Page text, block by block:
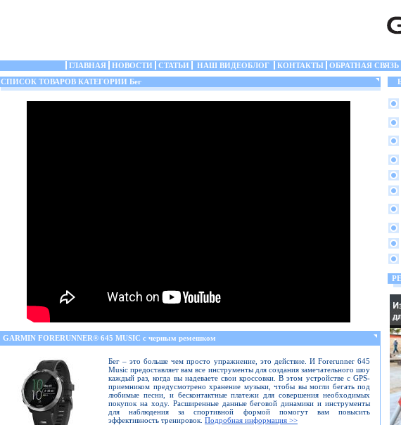
ГЛАВНАЯ НОВОСТИ СТАТЬИ НАШ ВИДЕОБЛОГ КОНТАКТЫ ОБРАТНАЯ СВЯЗЬ
СПИСОК ТОВАРОВ КАТЕГОРИИ Бег
GARMIN FORERUNNER® 645 MUSIC с черным ремешком
Бег – это больше чем просто упражнение, это действие. И Forerunner 645
Music предоставляет вам все инструменты для создания замечательного шоу
каждый раз, когда вы надеваете свои кроссовки. В этом устройстве с GPS-
приемником предусмотрено хранение музыки, чтобы вы могли бегать под
любимые песни, и бесконтактные платежи для совершения необходимых
покупок на ходу. Расширенные данные беговой динамики и инструменты
для наблюдения за спортивной формой помогут вам повысить
эффективность тренировок. Подробная информация >>